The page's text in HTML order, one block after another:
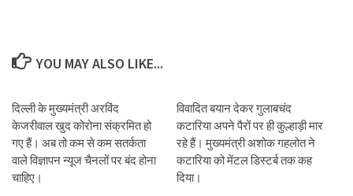
YOU MAY ALSO LIKE...
दिल्ली के मुख्यमंत्री अरविंद
केजरीवाल खुद कोरोना संक्रमित हो
गए हैं। अब तो कम से कम सतर्कता
वाले विज्ञापन न्यूज चैनलों पर बंद होना
चाहिए।
विवादित बयान देकर गुलाबचंद
कटारिया अपने पैरों पर ही कुल्हाड़ी मार
रहे हैं। मुख्यमंत्री अशोक गहलोत ने
कटारिया को मेंटल डिस्टर्ब तक कह
दिया।